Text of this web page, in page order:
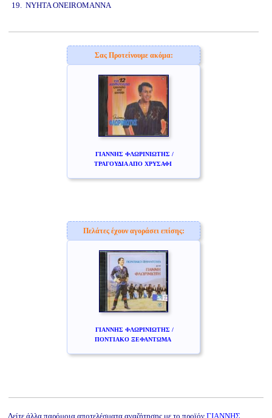
19. NYHTA ONEIROMANNA
Σας Προτείνουμε ακόμα:
ΓΙΑΝΝΗΣ ΦΛΩΡΙΝΙΩΤΗΣ /
ΤΡΑΓΟΥΔΙΑ ΑΠΟ ΧΡΥΣΑΦΙ
Πελάτες έχουν αγοράσει επίσης:
ΓΙΑΝΝΗΣ ΦΛΩΡΙΝΙΩΤΗΣ /
ΠΟΝΤΙΑΚΟ ΞΕΦΑΝΤΩΜΑ
Δείτε άλλα παρόμοια αποτελέσματα αναζήτησης με το προϊόν ΓΙΑΝΝΗΣ